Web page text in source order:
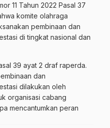
11 Tahun 2022 Pasal 37
komite olahraga
pembinaan dan
di tingkat nasional dan
39 ayat 2 draf raperda.
dan
dilakukan oleh
organisasi cabang
mencantumkan peran